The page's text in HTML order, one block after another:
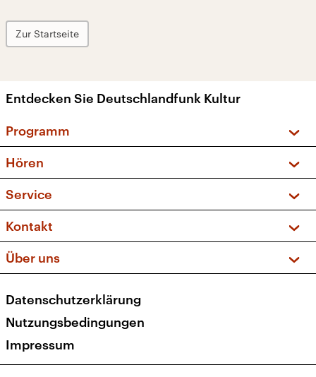
Zur Startseite
Entdecken Sie Deutschlandfunk Kultur
Programm
Sendungen und Podcasts
Musikliste
Kakadu – Das Kinderprogramm
Hören
Frequenzen (UKW + DAB+)
Service
FAQ
Apps
Newsletter
Veranstaltungen
Kontakt
Social Media
Über uns
Presse
Karriere
Transparenz
Datenschutzerklärung
Nutzungsbedingungen
Impressum